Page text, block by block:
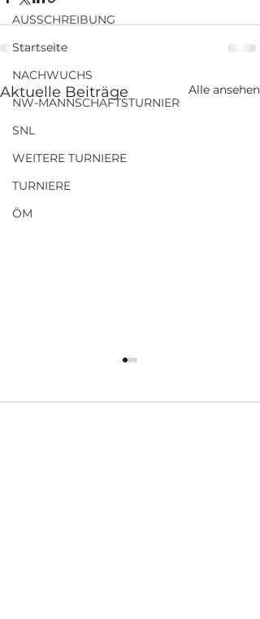
AUSSCHREIBUNG
Startseite
NACHWUCHS
NW-MANNSCHAFTSTURNIER
SNL
WEITERE TURNIERE
TURNIERE
ÖM
Aktuelle Beiträge Alle ansehen